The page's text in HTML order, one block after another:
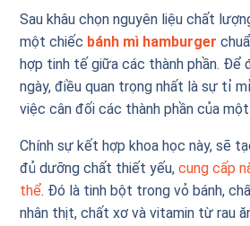
Sau khâu chọn nguyên liệu chất
một chiếc bánh mì hamburger
hợp tinh tế giữa các thành phần.
ngày, điều quan trọng nhất là sự tỉ
việc cân đối các thành phần của
Chính sự kết hợp khoa học này, sẽ
đủ dưỡng chất thiết yếu,cung cấp
thể. Đó là tinh bột trong vỏ bánh,
nhân thịt, chất xơ và vitamin từ rau